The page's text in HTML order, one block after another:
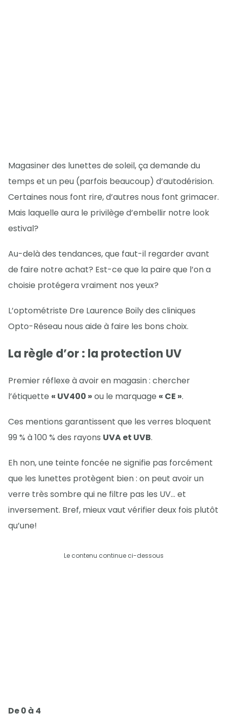
Magasiner des lunettes de soleil, ça demande du
temps et un peu (parfois beaucoup) d’autodérision.
Certaines nous font rire, d’autres nous font grimacer.
Mais laquelle aura le privilège d’embellir notre look
estival?
Au-delà des tendances, que faut-il regarder avant
de faire notre achat? Est-ce que la paire que l’on a
choisie protégera vraiment nos yeux?
L’optométriste Dre Laurence Boily des cliniques
Opto-Réseau nous aide à faire les bons choix.
La règle d’or : la protection UV
Premier réflexe à avoir en magasin : chercher
l’étiquette « UV400 » ou le marquage « CE ».
Ces mentions garantissent que les verres bloquent
99 % à 100 % des rayons UVA et UVB.
Eh non, une teinte foncée ne signifie pas forcément
que les lunettes protègent bien : on peut avoir un
verre très sombre qui ne filtre pas les UV… et
inversement. Bref, mieux vaut vérifier deux fois plutôt
qu’une!
Le contenu continue ci-dessous
De 0 à 4